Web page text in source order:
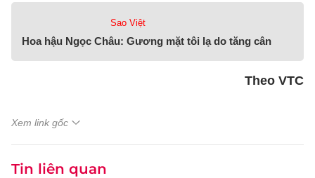
Sao Việt
Hoa hậu Ngọc Châu: Gương mặt tôi lạ do tăng cân
Theo VTC
Xem link gốc
Tin liên quan